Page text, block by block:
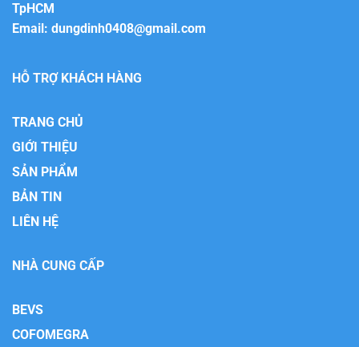
TpHCM
Email: dungdinh0408@gmail.com
HỖ TRỢ KHÁCH HÀNG
TRANG CHỦ
GIỚI THIỆU
SẢN PHẨM
BẢN TIN
LIÊN HỆ
NHÀ CUNG CẤP
BEVS
COFOMEGRA